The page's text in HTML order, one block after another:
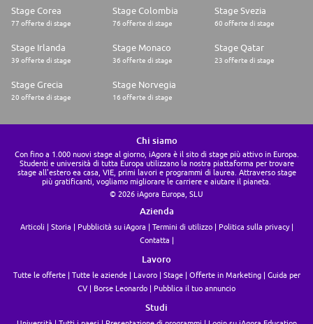
Stage Corea
77 offerte di stage
Stage Colombia
76 offerte di stage
Stage Svezia
60 offerte di stage
Stage Irlanda
39 offerte di stage
Stage Monaco
36 offerte di stage
Stage Qatar
23 offerte di stage
Stage Grecia
20 offerte di stage
Stage Norvegia
16 offerte di stage
Chi siamo
Con fino a 1.000 nuovi stage al giorno, iAgora è il sito di stage più attivo in Europa.
Studenti e università di tutta Europa utilizzano la nostra piattaforma per trovare
stage all'estero ea casa, VIE, primi lavori e programmi di laurea. Attraverso stage
più gratificanti, vogliamo migliorare le carriere e aiutare il pianeta.
© 2026 iAgora Europa, SLU
Azienda
Articoli Storia Pubblicità su iAgora Termini di utilizzo
Politica sulla privacy
Contatta
Lavoro
Tutte le offerte Tutte le aziende Lavoro Stage Offerte in Marketing
Guida per
CV
Borse Leonardo Pubblica il tuo annuncio
Studi